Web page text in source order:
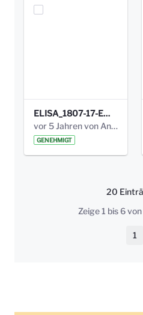
ELISA_1807-17-EW_BEZIRK-kl_compressed.pdf
vor 5 Jahren von Anni Schlumberger
GENEHMIGT
20
Zeige 1 bis 6
1